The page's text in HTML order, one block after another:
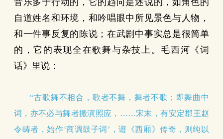
音乐多于行动的，它的趋向是述说的，如角色的
自道姓名和环境，和吟唱眼中所见景色与人物，
和一件事反复的陈说；在武剧中事实总是很简单
的，它的表现全在歌舞与杂技上。毛西河《词
话》里说：
“古歌舞不相合，歌者不舞，舞者不歌；即舞曲中
词，亦不必与舞者搬演照应，……宋末，有安定郡王赵
令畴者，始作‘商调鼓子词’，谱《西厢》传奇，则纯以